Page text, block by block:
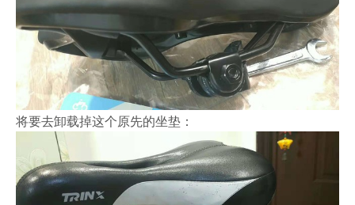
将要去卸载掉这个原先的坐垫：